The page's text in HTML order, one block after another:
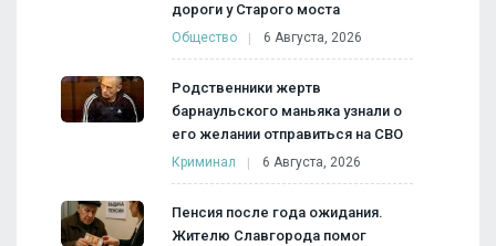
дороги у Старого моста
Общество 6 Августа, 2026
Родственники жертв
барнаульского маньяка узнали о
его желании отправиться на СВО
Криминал 6 Августа, 2026
Пенсия после года ожидания.
Жителю Славгорода помог